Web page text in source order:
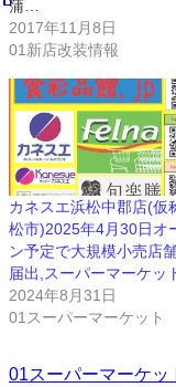
蒲…
2017年11月8日
01新店改装情報
カネスエ浜松中郡店(仮
松市)2025年4月30日オ
ン予定で大規模小売店
届出,スーパーマーケッ
2024年8月31日
01スーパーマーケット
01スーパーマーケッ